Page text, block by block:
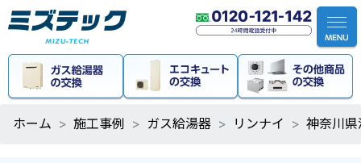
ホーム 施工事例 ガス給湯器 リンナイ 神奈川